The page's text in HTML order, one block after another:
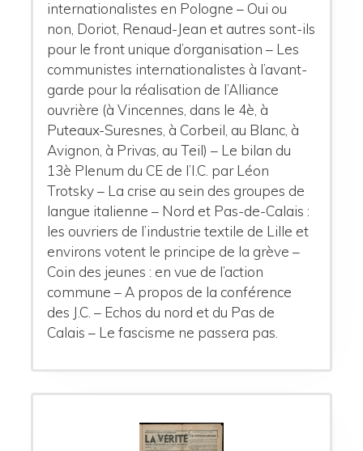
internationalistes en Pologne – Oui ou
non, Doriot, Renaud-Jean et autres sont-ils
pour le front unique d’organisation – Les
communistes internationalistes à l’avant-
garde pour la réalisation de l’Alliance
ouvrière (à Vincennes, dans le 4è, à
Puteaux-Suresnes, à Corbeil, au Blanc, à
Avignon, à Privas, au Teil) – Le bilan du
13è Plenum du CE de l’I.C. par Léon
Trotsky – La crise au sein des groupes de
langue italienne – Nord et Pas-de-Calais :
les ouvriers de l’industrie textile de Lille et
environs votent le principe de la grève –
Coin des jeunes : en vue de l’action
commune – A propos de la conférence
des J.C. – Echos du nord et du Pas de
Calais – Le fascisme ne passera pas.